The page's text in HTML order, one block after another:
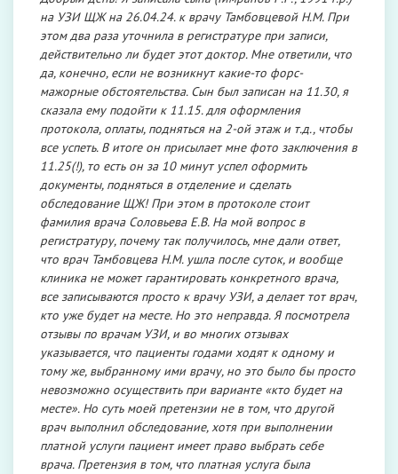
на УЗИ ЩЖ на 26.04.24. к врачу Тамбовцевой Н.М. При
этом два раза уточнила в регистратуре при записи,
действительно ли будет этот доктор. Мне ответили, что
да, конечно, если не возникнут какие-то форс-
мажорные обстоятельства. Сын был записан на 11.30, я
сказала ему подойти к 11.15. для оформления
протокола, оплаты, подняться на 2-ой этаж и т.д., чтобы
все успеть. В итоге он присылает мне фото заключения в
11.25(!), то есть он за 10 минут успел оформить
документы, подняться в отделение и сделать
обследование ЩЖ! При этом в протоколе стоит
фамилия врача Соловьева Е.В. На мой вопрос в
регистратуру, почему так получилось, мне дали ответ,
что врач Тамбовцева Н.М. ушла после суток, и вообще
клиника не может гарантировать конкретного врача,
все записываются просто к врачу УЗИ, а делает тот врач,
кто уже будет на месте. Но это неправда. Я посмотрела
отзывы по врачам УЗИ, и во многих отзывах
указывается, что пациенты годами ходят к одному и
тому же, выбранному ими врачу, но это было бы просто
невозможно осуществить при варианте «кто будет на
месте». Но суть моей претензии не в том, что другой
врач выполнил обследование, хотя при выполнении
платной услуги пациент имеет право выбрать себе
врача. Претензия в том, что платная услуга была